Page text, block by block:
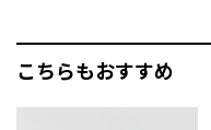
こちらもおすすめ